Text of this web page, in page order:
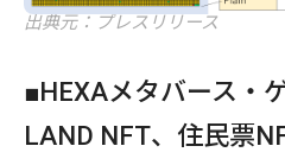
出典元：プレスリリース
■HEXAメタバース・
LAND NFT、住民票